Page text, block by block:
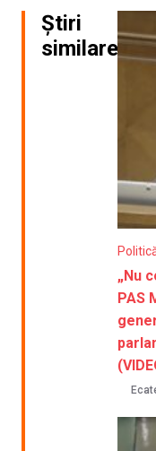
Știri
similare
„Nu
PAS